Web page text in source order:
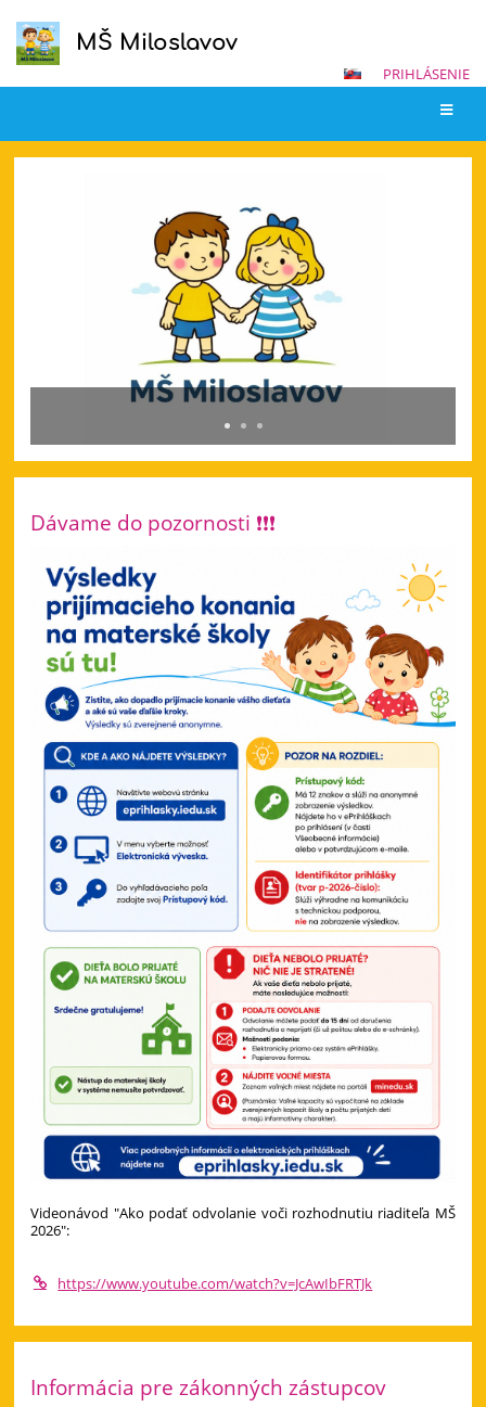
MŠ Miloslavov
PRIHLÁSENIE
Dávame do pozornosti ❗❗❗
Videonávod "Ako podať odvolanie voči rozhodnutiu riaditeľa MŠ
2026":
https://www.youtube.com/watch?v=JcAwIbFRTJk
Informácia pre zákonných zástupcov